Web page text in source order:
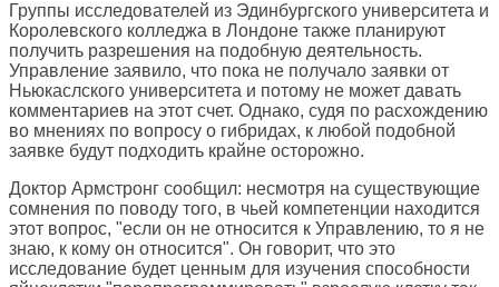
Группы исследователей из Эдинбургского университета и
Королевского колледжа в Лондоне также планируют
получить разрешения на подобную деятельность.
Управление заявило, что пока не получало заявки от
Ньюкаслского университета и потому не может давать
комментариев на этот счет. Однако, судя по расхождению
во мнениях по вопросу о гибридах, к любой подобной
заявке будут подходить крайне осторожно.
Доктор Армстронг сообщил: несмотря на существующие
сомнения по поводу того, в чьей компетенции находится
этот вопрос, "если он не относится к Управлению, то я не
знаю, к кому он относится". Он говорит, что это
исследование будет ценным для изучения способности